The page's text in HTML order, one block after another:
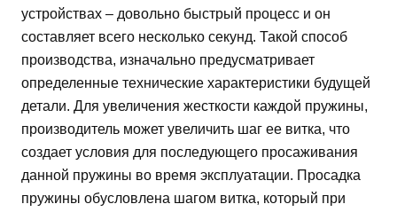
устройствах – довольно быстрый процесс и он
составляет всего несколько секунд. Такой способ
производства, изначально предусматривает
определенные технические характеристики будущей
детали. Для увеличения жесткости каждой пружины,
производитель может увеличить шаг ее витка, что
создает условия для последующего просаживания
данной пружины во время эксплуатации. Просадка
пружины обусловлена шагом витка, который при